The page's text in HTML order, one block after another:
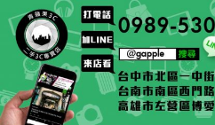
至
內
容